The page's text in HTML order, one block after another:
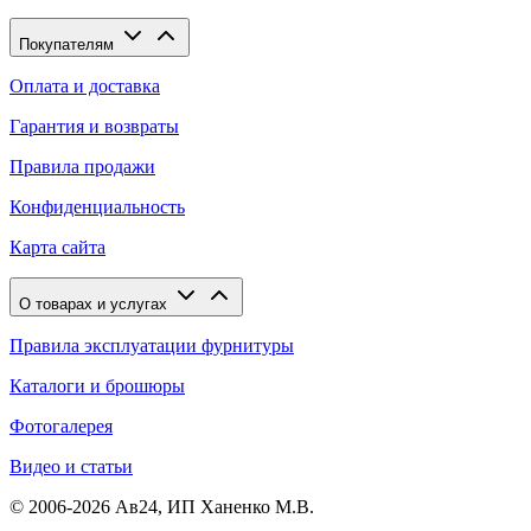
Покупателям
Оплата и доставка
Гарантия и возвраты
Правила продажи
Конфиденциальность
Карта сайта
О товарах и услугах
Правила эксплуатации фурнитуры
Каталоги и брошюры
Фотогалерея
Видео и статьи
© 2006-2026 Ав24, ИП Ханенко М.В.